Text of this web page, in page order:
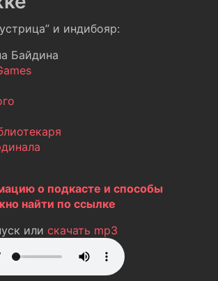
и индибояр:
Байдина
о подкасте и способы
найти по ссылке
или скачать mp3